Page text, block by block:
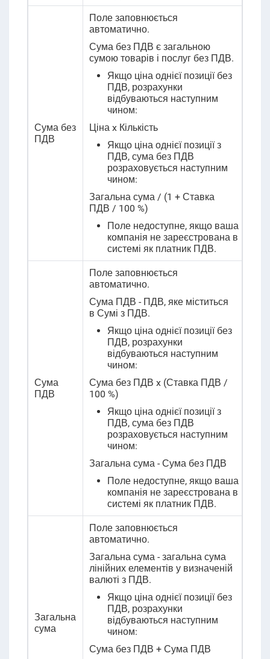
Сума без
ПДВ
Поле заповнюється
автоматично.
Сума без ПДВ є загальною
сумою товарів і послуг без ПДВ.
Якщо ціна однієї позиції без
ПДВ, розрахунки
відбуваються наступним
чином:
Ціна x Кількість
Якщо ціна однієї позиції з
ПДВ, сума без ПДВ
розраховується наступним
чином:
Загальна сума / (1 + Ставка
ПДВ / 100 %)
Поле недоступне, якщо ваша
компанія не зареєстрована в
системі як платник ПДВ.
Сума
ПДВ
Поле заповнюється
автоматично.
Сума ПДВ - ПДВ, яке міститься
в Сумі з ПДВ.
Якщо ціна однієї позиції без
ПДВ, розрахунки
відбуваються наступним
чином:
Сума без ПДВ x (Ставка ПДВ /
100 %)
Якщо ціна однієї позиції з
ПДВ, сума без ПДВ
розраховується наступним
чином:
Загальна сума - Сума без ПДВ
Поле недоступне, якщо ваша
компанія не зареєстрована в
системі як платник ПДВ.
Загальна
сума
Поле заповнюється
автоматично.
Загальна сума - загальна сума
лінійних елементів у визначеній
валюті з ПДВ.
Якщо ціна однієї позиції без
ПДВ, розрахунки
відбуваються наступним
чином:
Сума без ПДВ + Сума ПДВ